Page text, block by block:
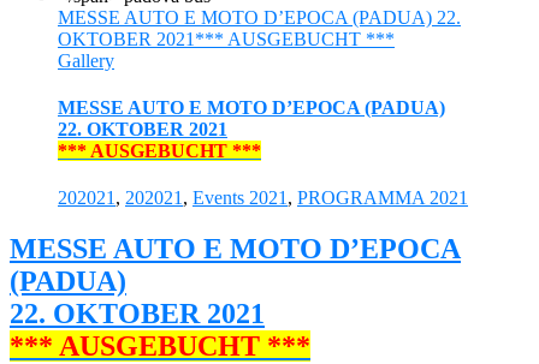
MESSE AUTO E MOTO D’EPOCA (PADUA) 22.
OKTOBER 2021*** AUSGEBUCHT ***
Gallery
MESSE AUTO E MOTO D’EPOCA (PADUA)
22. OKTOBER 2021
*** AUSGEBUCHT ***
202021 , 202021 , Events 2021 , PROGRAMMA 2021
MESSE AUTO E MOTO D’EPOCA
(PADUA)
22. OKTOBER 2021
*** AUSGEBUCHT ***